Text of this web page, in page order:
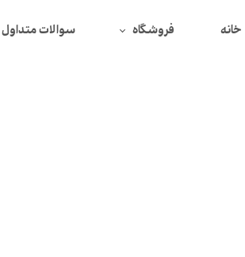
خانه فروشگاه سوالات متداول